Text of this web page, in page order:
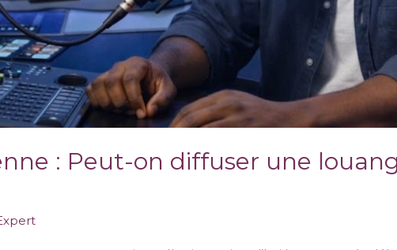
: Peut-on diffuser une